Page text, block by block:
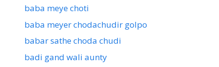
baba meye choti
baba meyer chodachudir golpo
babar sathe choda chudi
badi gand wali aunty